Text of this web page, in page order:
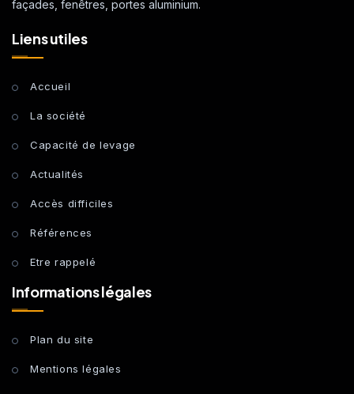
façades, fenêtres, portes aluminium.
Liens utiles
Accueil
La société
Capacité de levage
Actualités
Accès difficiles
Références
Etre rappelé
Informations légales
Plan du site
Mentions légales